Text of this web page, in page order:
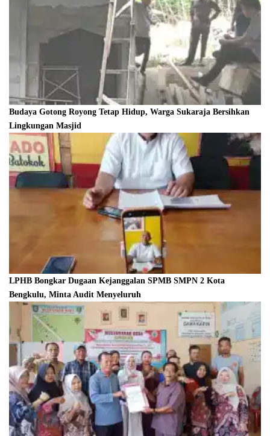
Budaya Gotong Royong Tetap Hidup, Warga Sukaraja Bersihkan
Lingkungan Masjid
LPHB Bongkar Dugaan Kejanggalan SPMB SMPN 2 Kota
Bengkulu, Minta Audit Menyeluruh